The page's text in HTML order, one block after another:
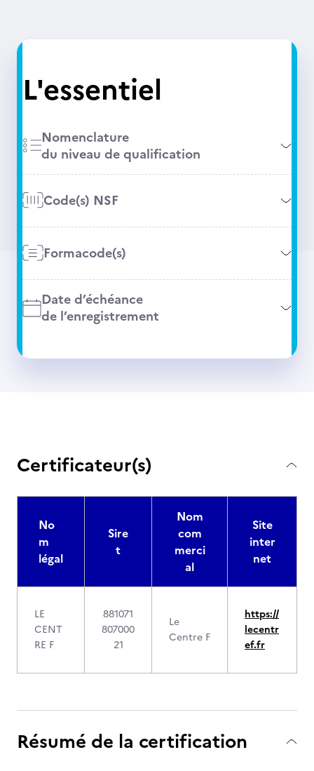
L'essentiel
Nomenclature
du niveau de qualification
Code(s) NSF
Formacode(s)
Date d’échéance
de l’enregistrement
Certificateur(s)
No
m
légal
Sire
t
Nom
com
merci
al
Site
inter
net
LE
CENT
RE F
881071
807000
21
Le
Centre F
https://
lecentr
ef.fr
Résumé de la certification